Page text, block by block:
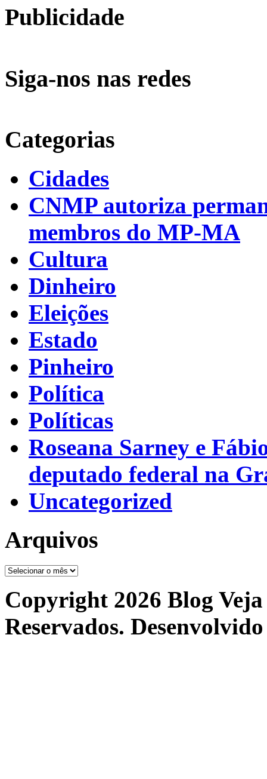
Publicidade
Siga-nos nas redes
Categorias
Cidades
CNMP autoriza
membros do MP-MA
Cultura
Dinheiro
Eleições
Estado
Pinheiro
Política
Políticas
Roseana Sarney e
deputado federal na
Uncategorized
Arquivos
Arquivos
Copyright 2026 Blog
Reservados.